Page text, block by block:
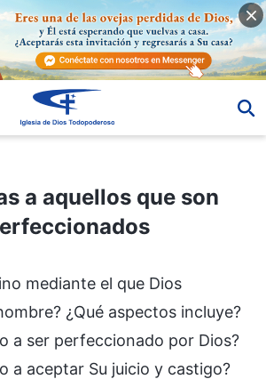
que son perfeccionados
a aquellos que son
mediante el que Dios
¿Qué aspectos incluye?
a ser perfeccionado por Dios?
a aceptar Su juicio y castigo?